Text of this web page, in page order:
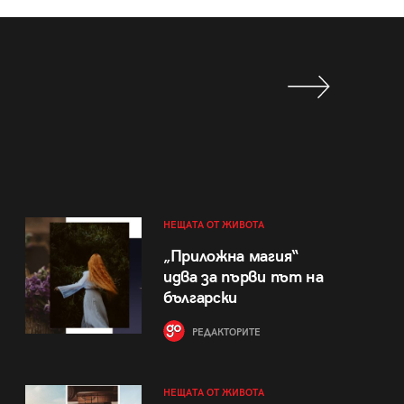
НЕЩАТА ОТ ЖИВОТА
„Приложна магия“
идва за първи път на
български
РЕДАКТОРИТЕ
НЕЩАТА ОТ ЖИВОТА